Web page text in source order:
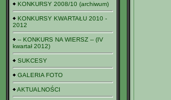
KONKURSY 2008/10 (archiwum)
KONKURSY KWARTAŁU 2010 -
2012
-- KONKURS NA WIERSZ -- (IV
kwartał 2012)
SUKCESY
GALERIA FOTO
AKTUALNOŚCI